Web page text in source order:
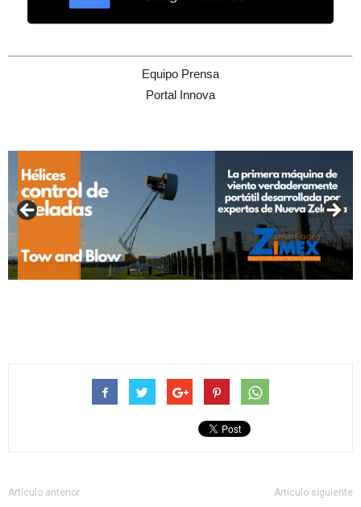
Equipo Prensa
Portal Innova
Artículo anterior Artículo siguiente